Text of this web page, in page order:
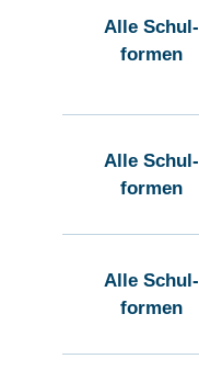
Alle Schul-
formen
Alle Schul-
formen
Alle Schul-
formen